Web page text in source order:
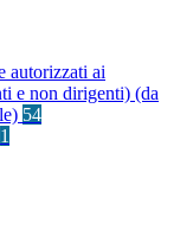
autorizzati ai
e non dirigenti) (da
54
1